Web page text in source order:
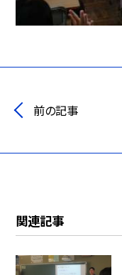
前の記事
関連記事